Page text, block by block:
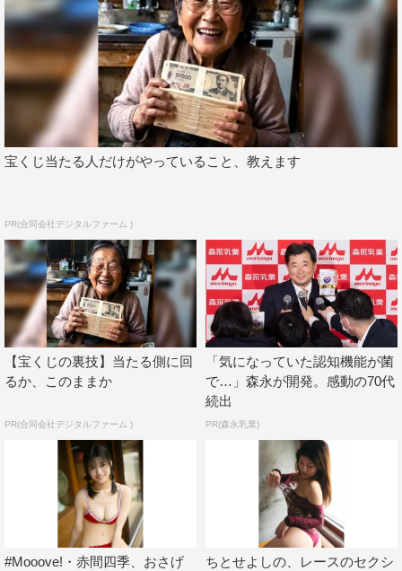
宝くじ当たる人だけがやっていること、教えます
PR(合同会社デジタルファーム )
【宝くじの裏技】当たる側に回
るか、このままか
PR(合同会社デジタルファーム )
「気になっていた認知機能が菌
で…」森永が開発。感動の70代
続出
PR(森永乳業)
#Mooove!・赤間四季、おさげ
ちとせよしの、レースのセクシ